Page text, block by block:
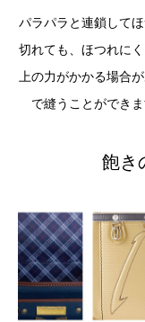
パラパラと連鎖して
切れても、ほつれに
上の力がかかる場合
で縫うことができ
飽き